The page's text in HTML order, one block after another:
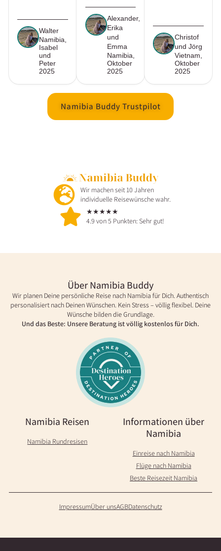
Walter
Namibia,
Isabel
und
Peter
2025
Alexander,
Erika
und
Emma
Namibia,
Oktober
2025
Christof
und Jörg
Vietnam,
Oktober
2025
Namibia Buddy Trustpilot
Wir machen seit 10 Jahren
individuelle Reisewünsche wahr.
★★★★★
4.9 von 5 Punkten: Sehr gut!
Über Namibia Buddy
Wir planen Deine persönliche Reise nach Namibia für Dich. Authentisch
personalisiert nach Deinen Wünschen. Kein Stress – völlig flexibel. Deine
Wünsche bilden die Grundlage.
Und das Beste: Unsere Beratung ist völlig kostenlos für Dich.
Namibia Reisen
Namibia Rundresisen
Informationen über
Namibia
Einreise nach Namibia
Flüge nach Namibia
Beste Reisezeit Namibia
ImpressumÜber unsAGBDatenschutz